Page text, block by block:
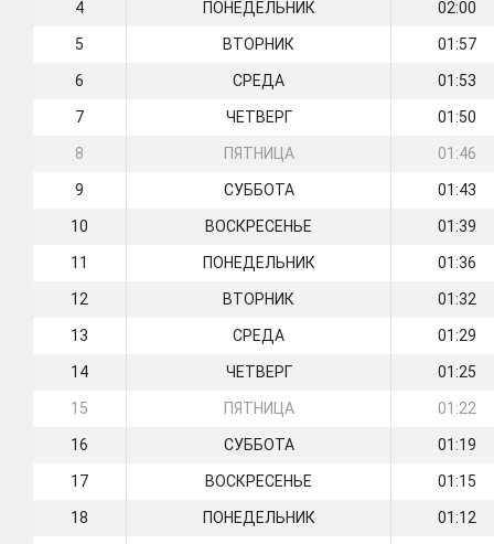
4 ПОНЕДЕЛЬНИК 02:00
5 ВТОРНИК 01:57
6 СРЕДА 01:53
7 ЧЕТВЕРГ 01:50
8 ПЯТНИЦА 01:46
9 СУББОТА 01:43
10 ВОСКРЕСЕНЬЕ 01:39
11 ПОНЕДЕЛЬНИК 01:36
12 ВТОРНИК 01:32
13 СРЕДА 01:29
14 ЧЕТВЕРГ 01:25
15 ПЯТНИЦА 01:22
16 СУББОТА 01:19
17 ВОСКРЕСЕНЬЕ 01:15
18 ПОНЕДЕЛЬНИК 01:12